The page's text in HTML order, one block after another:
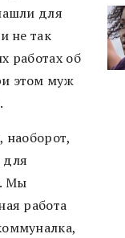
для
не так
работах об
этом муж
наоборот,
для
Мы
работа